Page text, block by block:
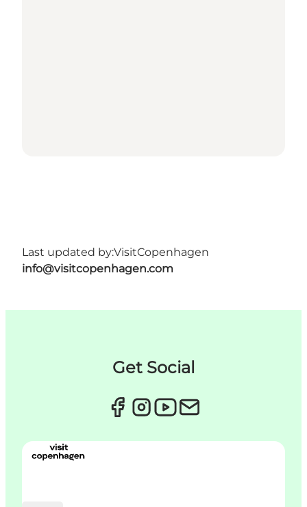
Last updated by:VisitCopenhagen
info@visitcopenhagen.com
Get Social